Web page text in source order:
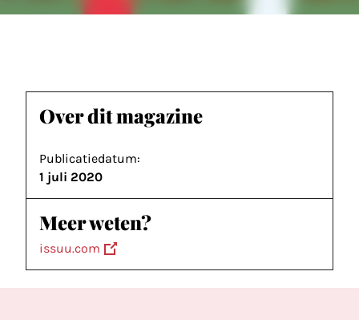
Over dit magazine
Publicatiedatum:
1 juli 2020
Meer weten?
issuu.com